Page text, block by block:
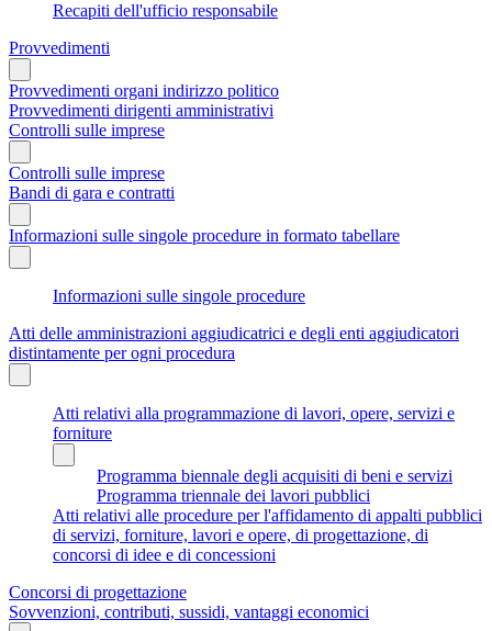
Recapiti dell'ufficio responsabile
Provvedimenti
Provvedimenti organi indirizzo politico
Provvedimenti dirigenti amministrativi
Controlli sulle imprese
Controlli sulle imprese
Bandi di gara e contratti
Informazioni sulle singole procedure in formato tabellare
Informazioni sulle singole procedure
Atti delle amministrazioni aggiudicatrici e degli enti aggiudicatori
distintamente per ogni procedura
Atti relativi alla programmazione di lavori, opere, servizi e
forniture
Programma biennale degli acquisiti di beni e servizi
Programma triennale dei lavori pubblici
Atti relativi alle procedure per l'affidamento di appalti pubblici
di servizi, forniture, lavori e opere, di progettazione, di
concorsi di idee e di concessioni
Concorsi di progettazione
Sovvenzioni, contributi, sussidi, vantaggi economici